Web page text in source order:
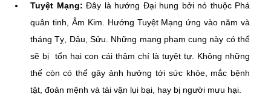
Tuyệt Mạng: Đây là hướng Đại hung bởi nó thuộc Phá
quân tinh, Âm Kim. Hướng Tuyệt Mạng ứng vào năm và
tháng Tỵ, Dậu, Sửu. Những mạng phạm cung này có thể
sẽ bị tổn hại con cái thậm chí là tuyệt tự. Không những
thế còn có thể gây ảnh hưởng tới sức khỏe, mắc bệnh
tật, đoản mệnh và tài vận lụi bại, hay bị người mưu hại.